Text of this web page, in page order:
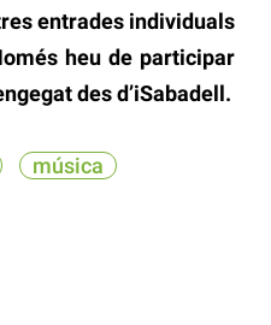
entrades individuals
heu de participar
des d’iSabadell.
música